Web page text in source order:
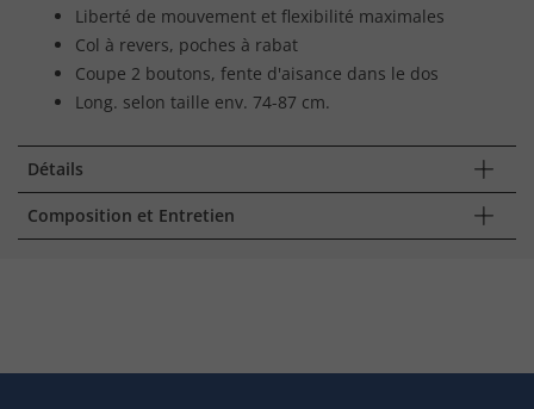
Liberté de mouvement et flexibilité maximales
Col à revers, poches à rabat
Coupe 2 boutons, fente d'aisance dans le dos
Long. selon taille env. 74-87 cm.
Détails
Composition et Entretien